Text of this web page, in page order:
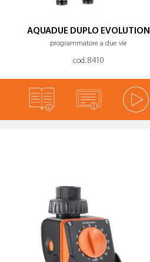
AQUADUE DUPLO EVOLUTION
programmatore a due vie
cod. 8410